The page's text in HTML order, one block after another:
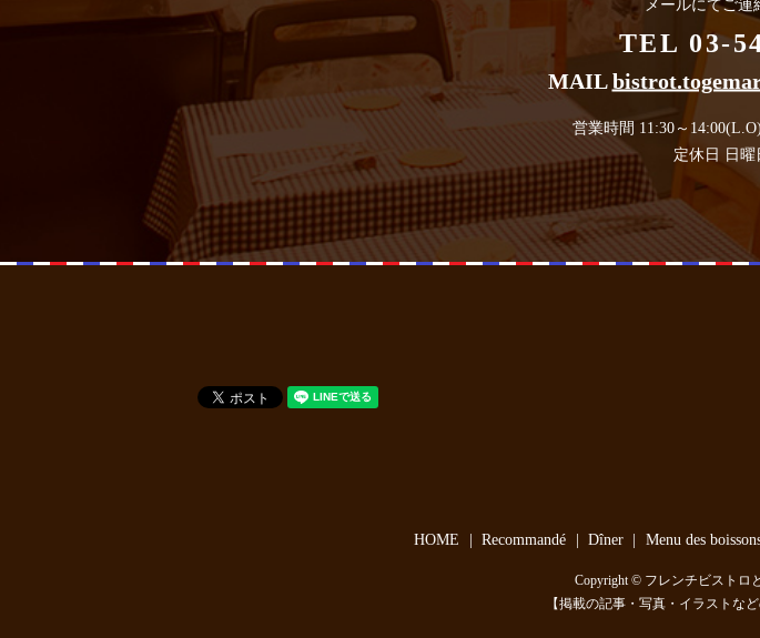
メールにてご連
TEL 03-
MAIL
営業時間 11:30～
定休日 日曜
HOME Recommandé Dîner Menu des
Copyright © フレンチビストロ
【掲載の記事・写真・イラストな